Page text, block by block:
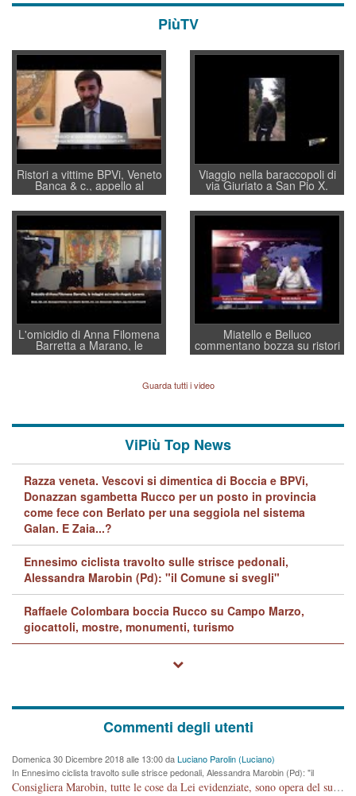
PiùTV
Ristori a vittime BPVi, Veneto
Banca & c., appello al
sottosegretario Alessio
Villarosa: per mettere ordine
convochi con Di Maio CNCU
a supporto della cabina di
regia al Mef
Viaggio nella baraccopoli di
via Giuriato a San Pio X.
Vicenza ai Vicentini: “faremo
un regalo di Natale ai
residenti”
L'omicidio di Anna Filomena
Barretta a Marano, le
indagini dei carabinieri di
Lavarra: più avvincenti di
quelle di... Barbara D'Urso
Miatello e Belluco
commentano bozza su ristori
BPVi e Veneto Banca
Guarda tutti i video
ViPiù Top News
Razza veneta. Vescovi si dimentica di Boccia e BPVi,
Donazzan sgambetta Rucco per un posto in provincia
come fece con Berlato per una seggiola nel sistema
Galan. E Zaia...?
Ennesimo ciclista travolto sulle strisce pedonali,
Alessandra Marobin (Pd): "il Comune si svegli"
Raffaele Colombara boccia Rucco su Campo Marzo,
giocattoli, mostre, monumenti, turismo
Commenti degli utenti
Domenica 30 Dicembre 2018 alle 13:00 daLuciano Parolin (Luciano)
In Ennesimo ciclista travolto sulle strisce pedonali, Alessandra Marobin (Pd): "il
Comune si svegli"
Consigliera Marobin, tutte le cose da Lei evidenziate, sono opera del suo ex Assessore e compagno di Partito Antonio Marco Dalla Pozza Assessore alla "progettazione" di piste ciclabili e altre porcherie. A lui manderei il conto da saldare per incidenti e danni alle persone. E' ora che "finiamola." Avete perso rassegnatevi. qui IL SINDACO RUCCO NON C'ENTRA PER NIENTE. CAPITO!!!!!!!! Amen.